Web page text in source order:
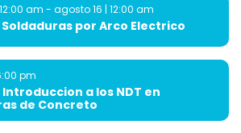
am - agosto 16 | 12:00 am
por Arco Electrico
pm
a los NDT en
de Concreto